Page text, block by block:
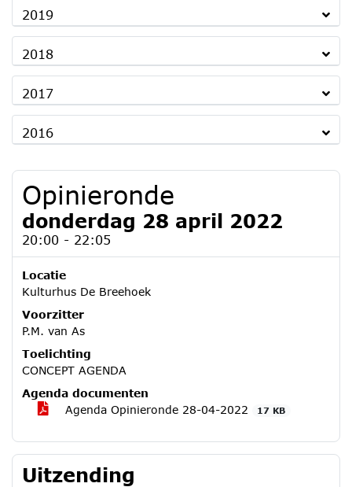
2019
2018
2017
2016
Opinieronde
donderdag 28 april 2022
20:00 - 22:05
Locatie
Kulturhus De Breehoek
Voorzitter
P.M. van As
Toelichting
CONCEPT AGENDA
Agenda documenten
Agenda Opinieronde 28-04-2022
17 KB
Uitzending